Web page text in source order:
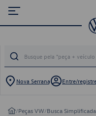
Nova Serrana Entre/
/Peças VW/Busca Simplificada